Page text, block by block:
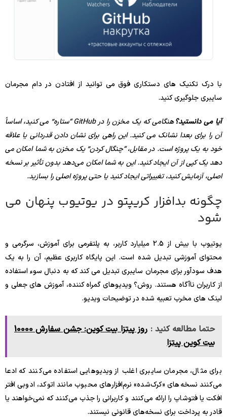
با درک تکنیک های دستکاری فوق می توانید از افتادن در دام مجرمان
سایبری جلوگیری کنید.
آیا می دانستید؟
هنگامی که یک مخزن را در GitHub “ستاره” می کنید، اساساً
آن را برای بعدا نشانک می کنید. این راهی برای نشان دادن قدردانی یا علاقه
خود به یک پروژه است. در مقابل، “چنگال کردن” یک مخزن به شما امکان می
دهد یک کپی از آن ایجاد کنید. این به شما امکان می‌دهد بدون تأثیر بر نسخه
اصلی، آزمایش کنید، تغییراتی ایجاد کنید یا حتی پروژه اصلی را بسازید.
چگونه بدافزار کریپتو در یوتیوب پنهان می
شود
یوتیوب با بیش از 2.5 میلیارد کاربر، به پلتفرمی برای آموزش، سرگرمی و
محتوای آموزشی تبدیل شده است. این پایگاه کاربری عظیم، آن را به یک
هدف سودآور برای مجرمان سایبری تبدیل می کند که به دنبال سوء استفاده
از کاربران ناآگاه هستند. روش؟ ویدیوهای گمراه کننده، آموزش های جعلی و
لینک های مخرب تعبیه شده در توضیحات ویدیو.
حتما مطالعه کنید :
روز پیتزا بیت کوین: جشن سفارش 10000
بیت کوین پیتزا
برای مثال، مجرمان سایبری اغلب از ویدیوهایی استفاده می‌کنند که ادعا
می‌کنند نسخه‌های «کرک‌شده» نرم‌افزارهای محبوب مانند اتوکد، ادوبی افتر
افکت یا فتوشاپ را ارائه می‌کنند و کاربرانی را جذب می‌کنند که نمی‌خواهند یا
قادر به پرداخت برای نسخه‌های قانونی نیستند.